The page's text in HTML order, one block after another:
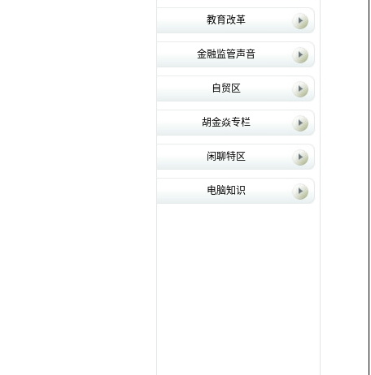
教育改革
金融监管声音
自贸区
胡金焱专栏
闲聊特区
电脑知识